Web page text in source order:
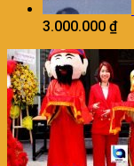
3.000.000 ₫